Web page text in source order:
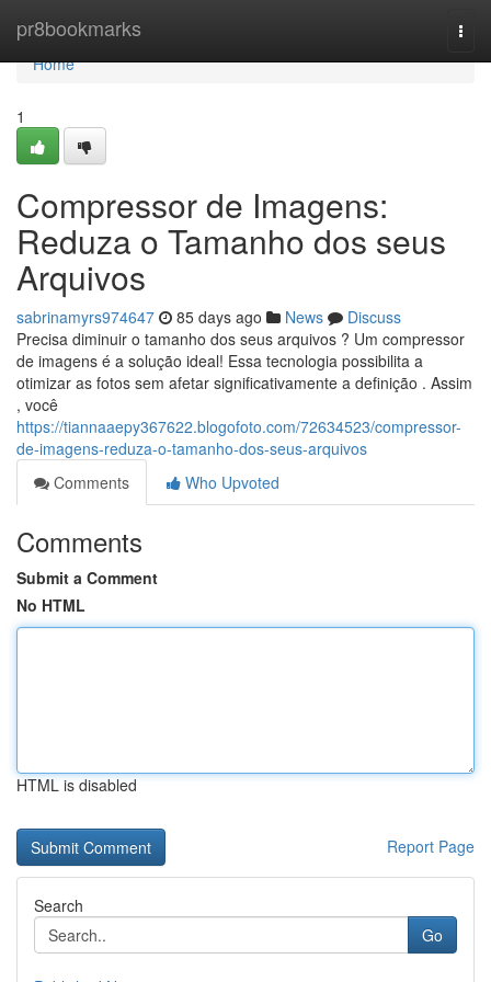
pr8bookmarks
Home
Home
1
Compressor de Imagens:
Reduza o Tamanho dos seus
Arquivos
sabrinamyrs974647 85 days ago News
Discuss
Precisa diminuir o tamanho dos seus arquivos ? Um compressor
de imagens é a solução ideal! Essa tecnologia possibilita a
otimizar as fotos sem afetar significativamente a definição . Assim
, você
https://tiannaaepy367622.blogofoto.com/72634523/compressor-
de-imagens-reduza-o-tamanho-dos-seus-arquivos
Comments
Who Upvoted
Comments
Submit a Comment
No HTML
HTML is disabled
Report Page
Search
Go